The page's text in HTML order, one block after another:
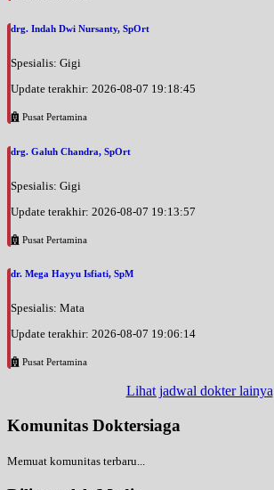
drg. Indah Dwi Nursanty, SpOrt
Spesialis: Gigi
Update terakhir: 2026-08-07 19:18:45
Pusat Pertamina
drg. Galuh Chandra, SpOrt
Spesialis: Gigi
Update terakhir: 2026-08-07 19:13:57
Pusat Pertamina
dr. Mega Hayyu Isfiati, SpM
Spesialis: Mata
Update terakhir: 2026-08-07 19:06:14
Pusat Pertamina
Lihat jadwal dokter lainya
Komunitas Doktersiaga
Memuat komunitas terbaru...